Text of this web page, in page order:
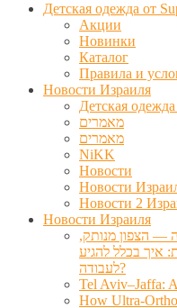
Детская одежда от
Акции
Новинки
Каталог
Правила и
Новости Израиля
מאמרים
מאמרים
NiKK
Новости
Новости
Новости 2
Новости Израиля
— הצפון מנותק,
איך בכלל להגיע
לעבודה?
Tel Aviv–Jaffa:
How Ultra-